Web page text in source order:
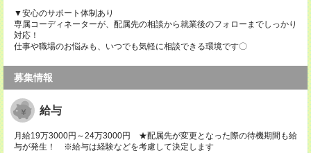
▼安心のサポート体制あり
専属コーディネーターが、配属先の相談から就業後のフォローまでしっかり
対応！
仕事や職場のお悩みも、いつでも気軽に相談できる環境です〇
募集情報
給与
月給19万3000円～24万3000円 ★配属先が変更となった際の待機期間も給
与が発生！ ※給与は経験などを考慮して決定します